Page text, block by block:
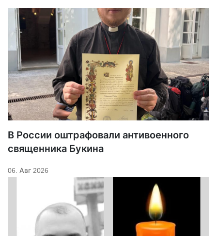
В России оштрафовали антивоенного
священника Букина
06. Авг 2026